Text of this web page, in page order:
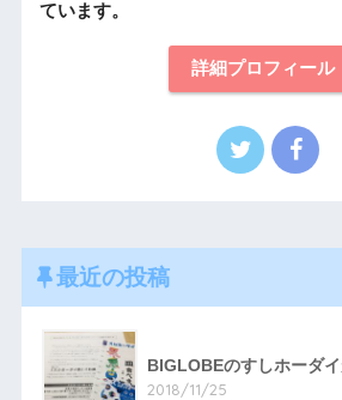
ています。
詳細プロフィール
最近の投稿
BIGLOBEのすしホーダ
2018/11/25